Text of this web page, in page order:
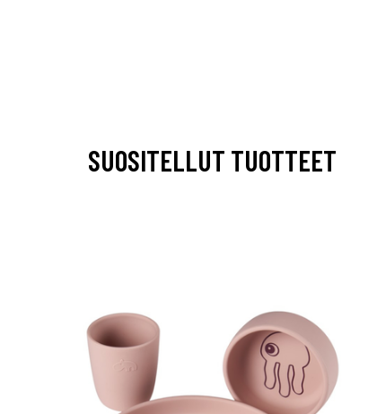
SUOSITELLUT TUOTTEET